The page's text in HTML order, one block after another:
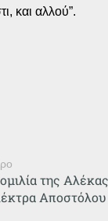
και αλλού”.
της
Αποστόλου